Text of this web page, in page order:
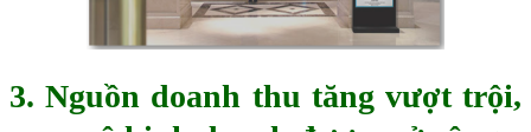
3. Nguồn doanh thu tăng vượt trội,